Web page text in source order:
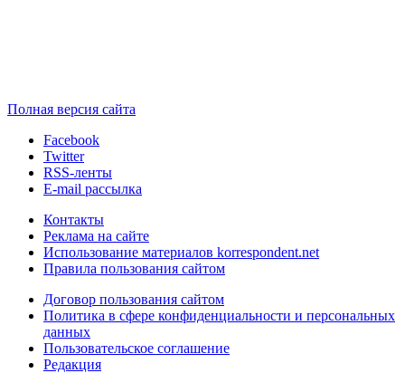
Полная версия сайта
Facebook
Twitter
RSS-ленты
E-mail рассылка
Контакты
Реклама на сайте
Использование материалов korrespondent.net
Правила пользования сайтом
Договор пользования сайтом
Политика в сфере конфиденциальности и персональных
данных
Пользовательское соглашение
Редакция